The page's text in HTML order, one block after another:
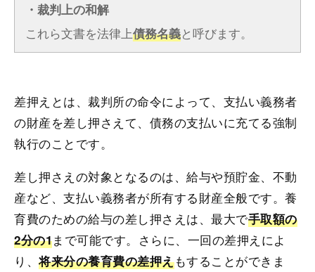
・裁判上の和解
これら文書を法律上債務名義と呼びます。
差押えとは、裁判所の命令によって、支払い義務者
の財産を差し押さえて、債務の支払いに充てる強制
執行のことです。
差し押さえの対象となるのは、給与や預貯金、不動
産など、支払い義務者が所有する財産全般です。養
育費のための給与の差し押さえは、最大で手取額の
2分の1まで可能です。さらに、一回の差押えによ
り、将来分の養育費の差押えもすることができま